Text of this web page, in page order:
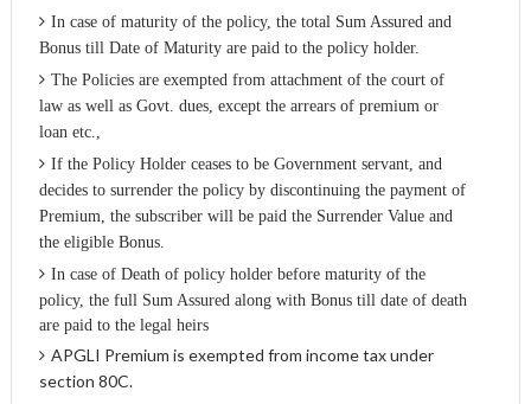
In case of maturity of the policy, the total Sum Assured and
Bonus till Date of Maturity are paid to the policy holder.
The Policies are exempted from attachment of the court of
law as well as Govt. dues, except the arrears of premium or
loan etc.,
If the Policy Holder ceases to be Government servant, and
decides to surrender the policy by discontinuing the payment of
Premium, the subscriber will be paid the Surrender Value and
the eligible Bonus.
In case of Death of policy holder before maturity of the
policy, the full Sum Assured along with Bonus till date of death
are paid to the legal heirs
APGLI Premium is exempted from income tax under
section 80C.